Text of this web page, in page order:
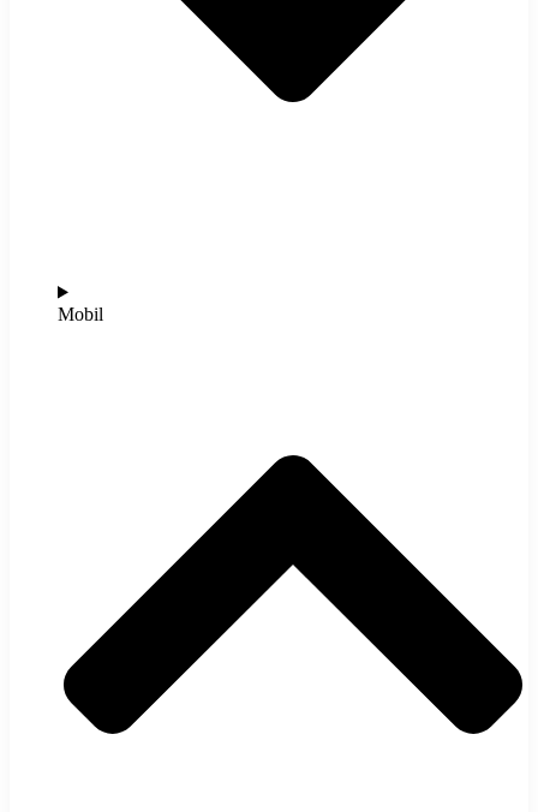
Mobil